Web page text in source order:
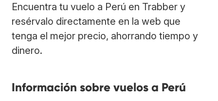
Encuentra tu vuelo a Perú en Trabber y
resérvalo directamente en la web que
tenga el mejor precio, ahorrando tiempo y
dinero.
Información sobre vuelos a Perú